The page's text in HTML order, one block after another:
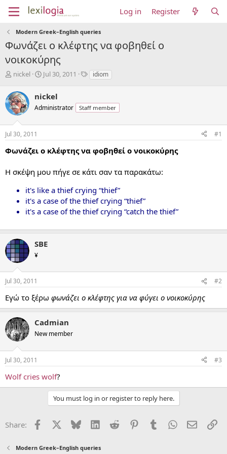
Log in Register
Modern Greek–English queries
Φωνάζει ο κλέφτης να φοβηθεί ο
νοικοκύρης
T
r
e
a
s
t
r
e
nickel
S
r
t
a
Jul 30, 2011
T
s
idiom
nickel
Administrator Staff member
Jul 30, 2011 #1
Φωνάζει ο κλέφτης να φοβηθεί ο νοικοκύρης
Η σκέψη μου πήγε σε κάτι σαν τα παρακάτω:
it's like a thief crying “thief”
it's a case of the thief crying “thief”
it's a case of the thief crying “catch the thief”
SBE
¥
Jul 30, 2011 #2
Εγώ το ξέρω φωνάζει ο κλέφτης για να φύγει ο νοικοκύρης
Cadmian
New member
Jul 30, 2011 #3
Wolf cries wolf?
You must log in or register to reply here.
Share: Facebook Bluesky LinkedInReddit PinterestTumblrWhatsApp
Email
Modern Greek–English queries